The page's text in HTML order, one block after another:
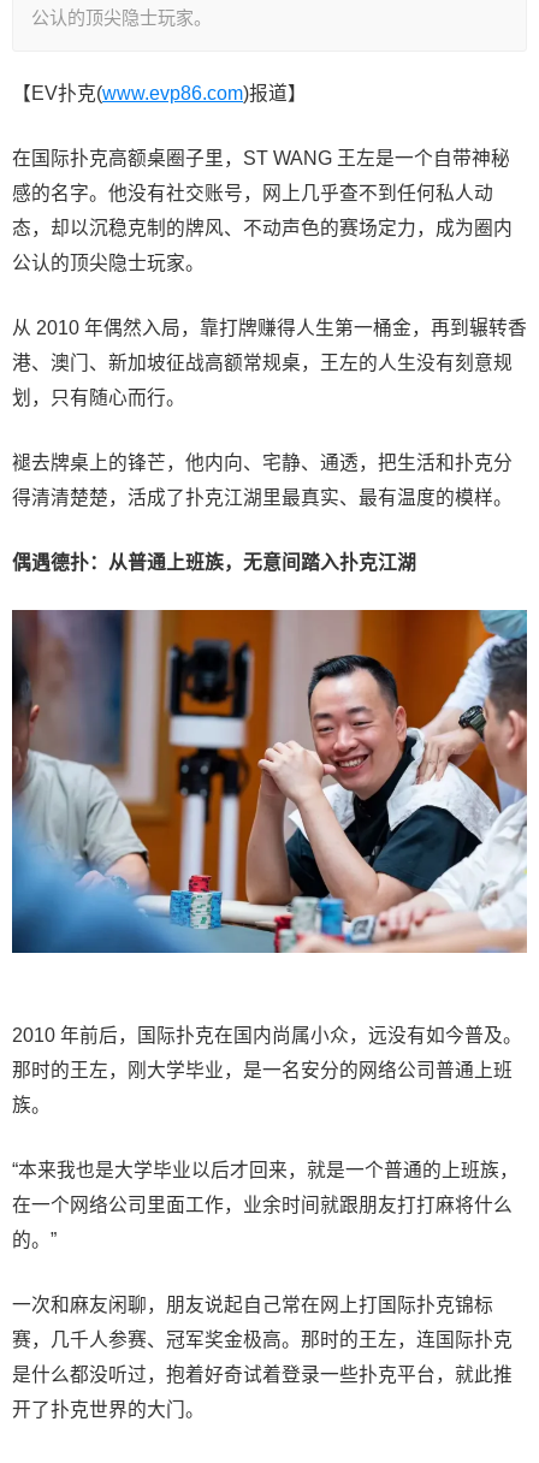
公认的顶尖隐士玩家。
【EV扑克(www.evp86.com)报道】
在国际扑克高额桌圈子里，ST WANG 王左是一个自带神秘
感的名字。他没有社交账号，网上几乎查不到任何私人动
态，却以沉稳克制的牌风、不动声色的赛场定力，成为圈内
公认的顶尖隐士玩家。
从 2010 年偶然入局，靠打牌赚得人生第一桶金，再到辗转香
港、澳门、新加坡征战高额常规桌，王左的人生没有刻意规
划，只有随心而行。
褪去牌桌上的锋芒，他内向、宅静、通透，把生活和扑克分
得清清楚楚，活成了扑克江湖里最真实、最有温度的模样。
偶遇德扑：从普通上班族，无意间踏入扑克江湖
2010 年前后，国际扑克在国内尚属小众，远没有如今普及。
那时的王左，刚大学毕业，是一名安分的网络公司普通上班
族。
“本来我也是大学毕业以后才回来，就是一个普通的上班族，
在一个网络公司里面工作，业余时间就跟朋友打打麻将什么
的。”
一次和麻友闲聊，朋友说起自己常在网上打国际扑克锦标
赛，几千人参赛、冠军奖金极高。那时的王左，连国际扑克
是什么都没听过，抱着好奇试着登录一些扑克平台，就此推
开了扑克世界的大门。